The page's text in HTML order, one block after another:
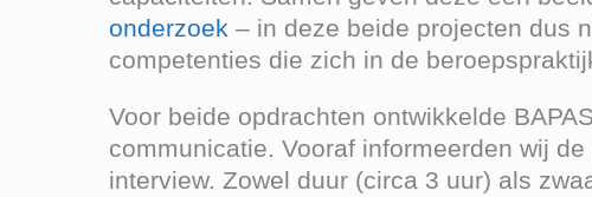
onderzoek – in deze beide projecten dus
competenties die zich in de
Voor beide opdrachten ontwikkelde
communicatie. Vooraf informeerden wij
interview. Zowel duur (circa 3 uur) als